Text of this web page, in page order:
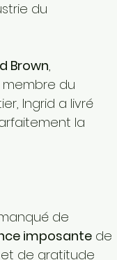
du
Brown,
du
Ingrid a livré
la
de
imposante de
et de gratitude